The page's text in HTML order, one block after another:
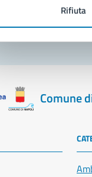
Rifiuta
Comune